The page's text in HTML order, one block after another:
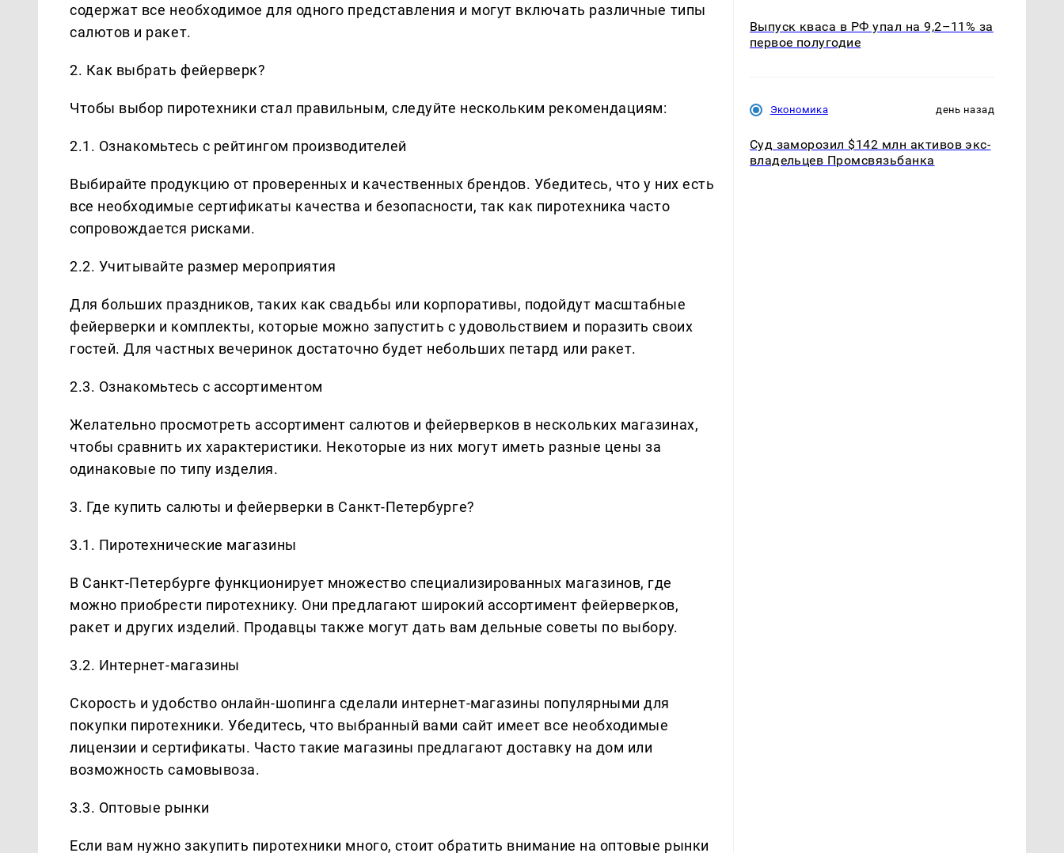
содержат все необходимое для одного представления и могут включать различные типы
салютов и ракет.
2. Как выбрать фейерверк?
Чтобы выбор пиротехники стал правильным, следуйте нескольким рекомендациям:
2.1. Ознакомьтесь с рейтингом производителей
Выбирайте продукцию от проверенных и качественных брендов. Убедитесь, что у них есть
все необходимые сертификаты качества и безопасности, так как пиротехника часто
сопровождается рисками.
2.2. Учитывайте размер мероприятия
Для больших праздников, таких как свадьбы или корпоративы, подойдут масштабные
фейерверки и комплекты, которые можно запустить с удовольствием и поразить своих
гостей. Для частных вечеринок достаточно будет небольших петард или ракет.
2.3. Ознакомьтесь с ассортиментом
Желательно просмотреть ассортимент салютов и фейерверков в нескольких магазинах,
чтобы сравнить их характеристики. Некоторые из них могут иметь разные цены за
одинаковые по типу изделия.
3. Где купить салюты и фейерверки в Санкт-Петербурге?
3.1. Пиротехнические магазины
В Санкт-Петербурге функционирует множество специализированных магазинов, где
можно приобрести пиротехнику. Они предлагают широкий ассортимент фейерверков,
ракет и других изделий. Продавцы также могут дать вам дельные советы по выбору.
3.2. Интернет-магазины
Скорость и удобство онлайн-шопинга сделали интернет-магазины популярными для
покупки пиротехники. Убедитесь, что выбранный вами сайт имеет все необходимые
лицензии и сертификаты. Часто такие магазины предлагают доставку на дом или
возможность самовывоза.
3.3. Оптовые рынки
Если вам нужно закупить пиротехники много, стоит обратить внимание на оптовые рынки
Выпуск кваса в РФ упал на 9,2–11% за
первое полугодие
Экономика день назад
Суд заморозил $142 млн активов экс-
владельцев Промсвязьбанка